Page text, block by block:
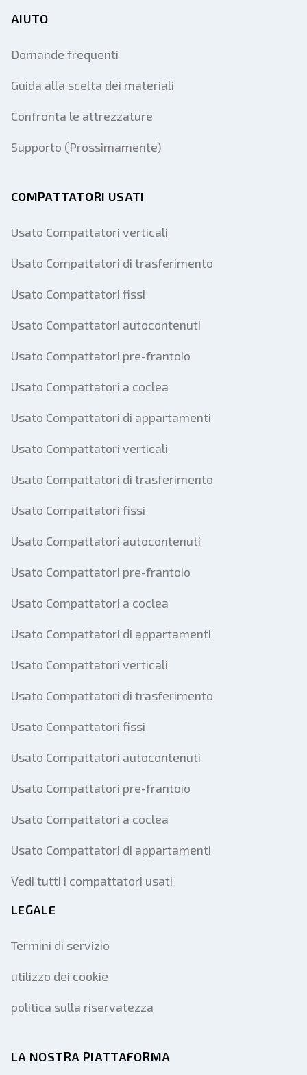
AIUTO
Domande frequenti
Guida alla scelta dei materiali
Confronta le attrezzature
Supporto (Prossimamente)
COMPATTATORI USATI
Usato Compattatori verticali
Usato Compattatori di trasferimento
Usato Compattatori fissi
Usato Compattatori autocontenuti
Usato Compattatori pre-frantoio
Usato Compattatori a coclea
Usato Compattatori di appartamenti
Usato Compattatori verticali
Usato Compattatori di trasferimento
Usato Compattatori fissi
Usato Compattatori autocontenuti
Usato Compattatori pre-frantoio
Usato Compattatori a coclea
Usato Compattatori di appartamenti
Usato Compattatori verticali
Usato Compattatori di trasferimento
Usato Compattatori fissi
Usato Compattatori autocontenuti
Usato Compattatori pre-frantoio
Usato Compattatori a coclea
Usato Compattatori di appartamenti
Vedi tutti i compattatori usati
LEGALE
Termini di servizio
utilizzo dei cookie
politica sulla riservatezza
LA NOSTRA PIATTAFORMA